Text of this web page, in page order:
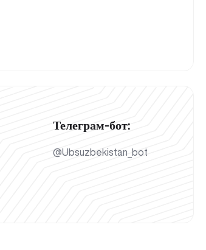
Телеграм-бот:
@Ubsuzbekistan_bot